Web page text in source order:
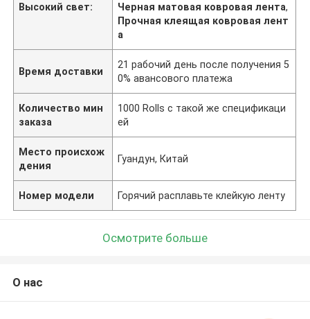
Высокий свет:
Черная матовая ковровая лента,
Прочная клеящая ковровая лент
а
Время доставки
21 рабочий день после получения 5
0% авансового платежа
Количество мин
заказа
1000 Rolls с такой же спецификаци
ей
Место происхож
дения
Гуандун, Китай
Номер модели Горячий расплавьте клейкую ленту
Осмотрите больше
О нас